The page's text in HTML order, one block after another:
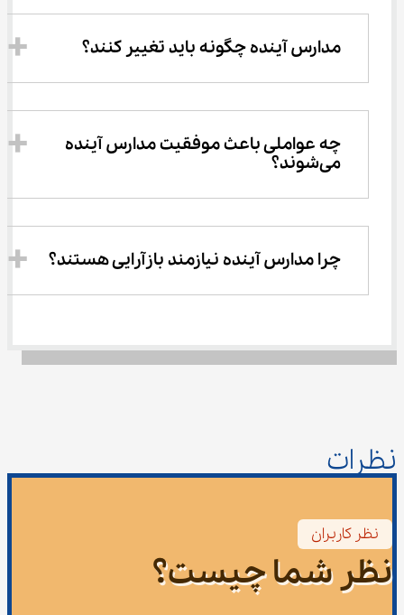
مدارس آینده چگونه باید تغییر کنند؟
چه عواملی باعث موفقیت مدارس آینده
می‌شوند؟
چرا مدارس آینده نیازمند بازآرایی هستند؟
نظرات
نظر کاربران
نظر شما چیست؟